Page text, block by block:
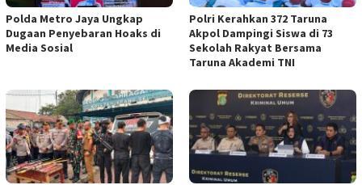
Polda Metro Jaya Ungkap
Dugaan Penyebaran Hoaks di
Media Sosial
Polri Kerahkan 372 Taruna
Akpol Dampingi Siswa di 73
Sekolah Rakyat Bersama
Taruna Akademi TNI